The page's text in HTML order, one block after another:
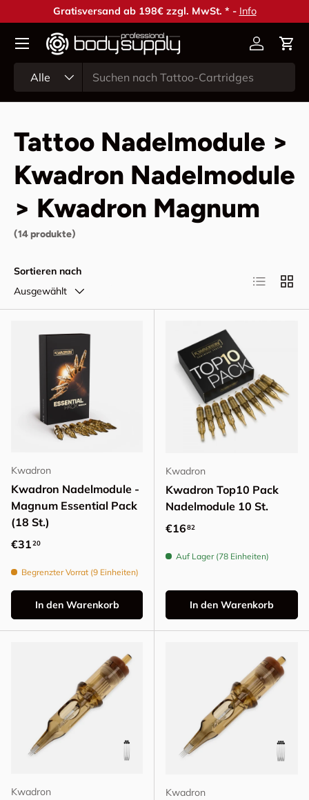
Direkt zum Inhalt
Gratisversand ab 198€ zzgl. MwSt. * - Info
Alle
Konto
Tattoo Nadelmodule >
Kwadron Nadelmodule
> Kwadron Magnum
(14 produkte)
Sortieren nach
Ausgewählt
Kwadron
Kwadron Nadelmodule -
Magnum Essential Pack
(18 St.)
Normaler Preis
€3120
Begrenzter Vorrat (9 Einheiten)
In den Warenkorb
Kwadron
Kwadron Top10 Pack
Nadelmodule 10 St.
Normaler Preis
€1682
Auf Lager (78 Einheiten)
In den Warenkorb
Kwadron Kwadron